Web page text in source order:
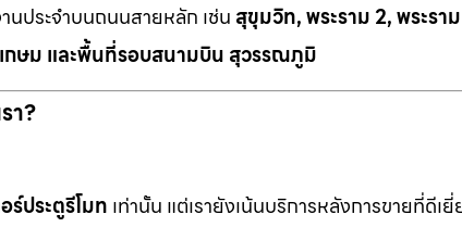
นประจำบนถนนสายหลัก เช่น สุขุมวิท, พระราม 2, พระรา
กษม และพื้นที่รอบสนามบิน สุวรรณภูมิ
า?
ร์ประตูรีโมท เท่านั้น แต่เรายังเน้นบริการหลังการขายที่ดี